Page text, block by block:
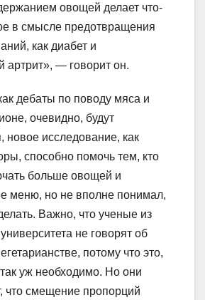
овощей делает что-
в смысле предотвращения
как диабет и
артрит», — говорит он.
дебаты по поводу мяса и
очевидно, будут
новое исследование, как
способно помочь тем, кто
больше овощей и
меню, но не вполне понимал,
Важно, что ученые из
не говорят об
потому что это,
уж необходимо. Но они
что смещение пропорций